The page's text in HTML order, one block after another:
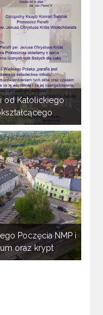
od Katolickiego
Poczęcia NMP i
oraz krypt